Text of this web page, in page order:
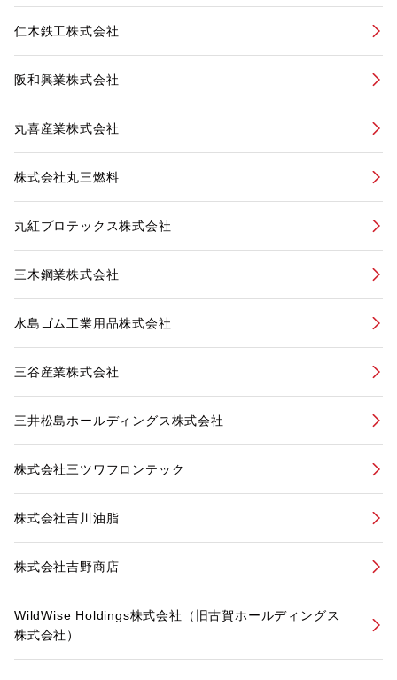
仁木鉄工株式会社
阪和興業株式会社
丸喜産業株式会社
株式会社丸三燃料
丸紅プロテックス株式会社
三木鋼業株式会社
水島ゴム工業用品株式会社
三谷産業株式会社
三井松島ホールディングス株式会社
株式会社三ツワフロンテック
株式会社吉川油脂
株式会社吉野商店
WildWise Holdings株式会社（旧古賀ホールディングス
株式会社）